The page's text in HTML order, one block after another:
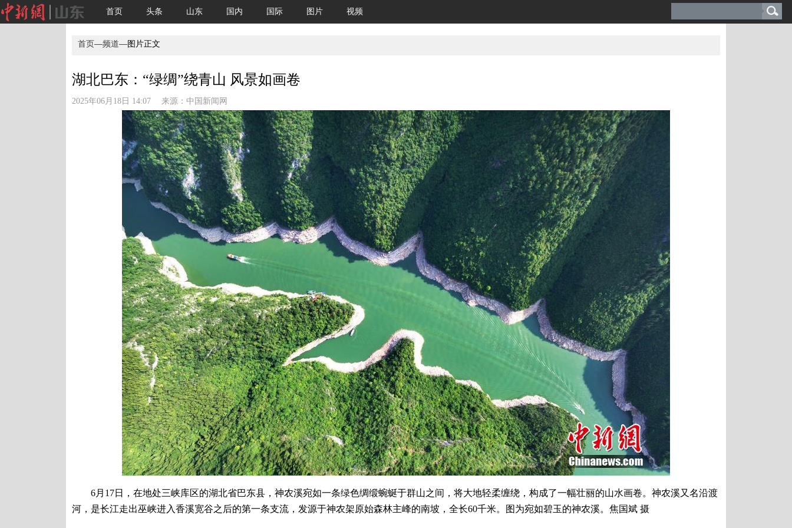
首页 头条 山东 国内 国际 图片 视频
首页—频道—图片正文
湖北巴东：“绿绸”绕青山 风景如画卷
2025年06月18日 14:07 来源： 中国新闻网
6月17日，在地处三峡库区的湖北省巴东县，神农溪宛如一条绿色绸缎蜿蜒于群山之间，将大地轻柔缠绕，构成了一幅壮丽的山水画卷。神农溪又名沿渡
河，是长江走出巫峡进入香溪宽谷之后的第一条支流，发源于神农架原始森林主峰的南坡，全长60千米。图为宛如碧玉的神农溪。焦国斌 摄